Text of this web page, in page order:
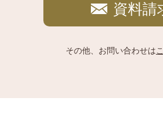
資料請
その他、お問い合わせは